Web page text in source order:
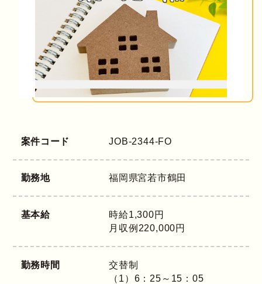
案件コード JOB-2344-FO
勤務地 福岡県宮若市鶴田
基本給
時給1,300円
月収例220,000円
勤務時間
交替制
（1）6：25～15：05